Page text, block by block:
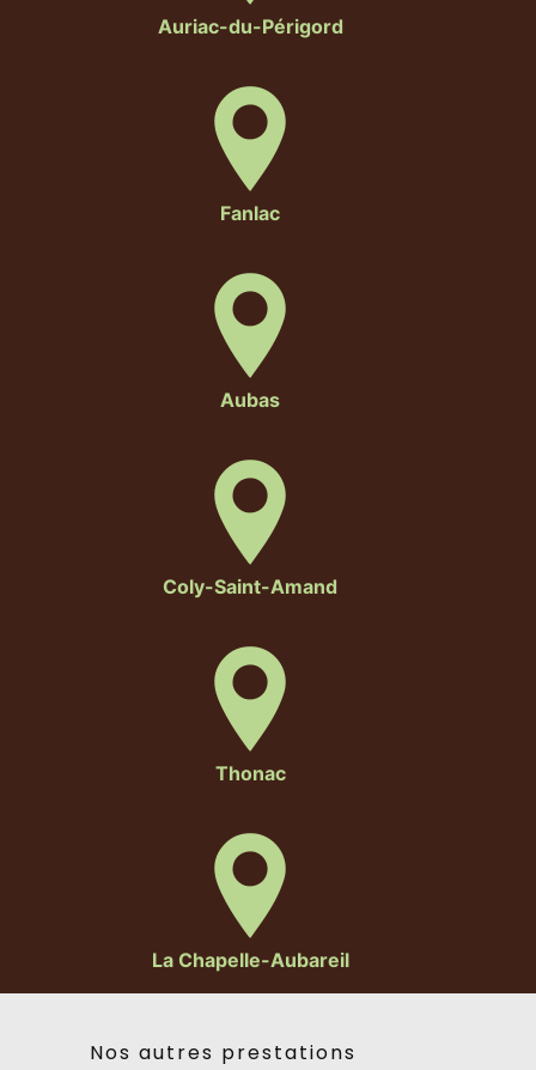
Auriac-du-Périgord
Fanlac
Aubas
Coly-Saint-Amand
Thonac
La Chapelle-Aubareil
Nos autres prestations